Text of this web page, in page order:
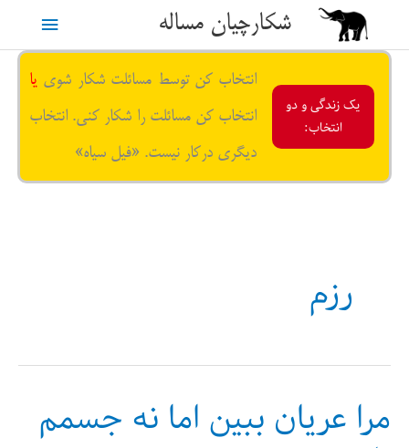
محتوا
شکارچیان مساله
فهرست
یک زندگی و دو
انتخاب:
انتخاب کن توسط مسائلت شکار شوی یا
انتخاب کن مسائلت را شکار کنی. انتخاب
دیگری درکار نیست. «فیل سیاه»
رزم
مرا عریان ببین اما نه جسمم